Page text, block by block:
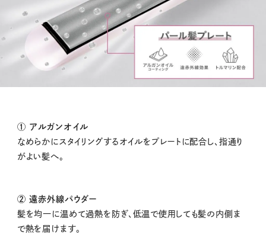
① アルガンオイル
なめらかにスタイリングするオイルをプレートに配合し、指通り
がよい髪へ。
② 遠赤外線パウダー
髪を均一に温めて過熱を防ぎ、低温で使用しても髪の内側ま
で熱を届けます。